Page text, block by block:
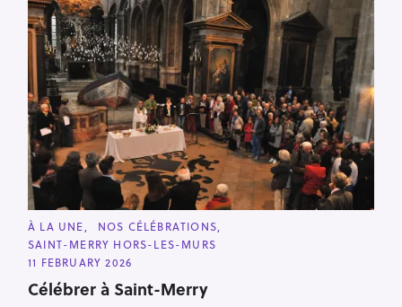
C
A
T
E
G
O
R
À LA UNE
NOS CÉLÉBRATIONS
SAINT-MERRY HORS-LES-MURS
11 FEBRUARY 2026
Célébrer à Saint-Merry
S
e
a
r
c
h
f
r
: